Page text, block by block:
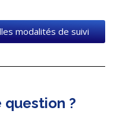
modalités de suivi
question ?